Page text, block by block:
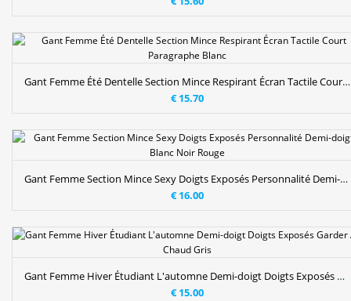
Gant Femme Été Dentelle Section Mince Respirant Écran Tactile Court Paragraphe Blanc
€ 15.70
Gant Femme Section Mince Sexy Doigts Exposés Personnalité Demi-doigt Blanc Noir Rouge
€ 16.00
Gant Femme Hiver Étudiant L'automne Demi-doigt Doigts Exposés Garder Au Chaud Gris
€ 15.00